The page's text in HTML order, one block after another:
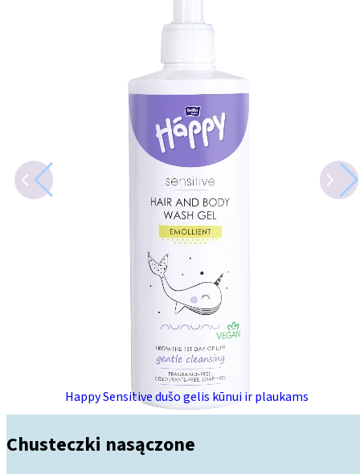
Happy Sensitive dušo gelis kūnui ir plaukams
Chusteczki nasączone